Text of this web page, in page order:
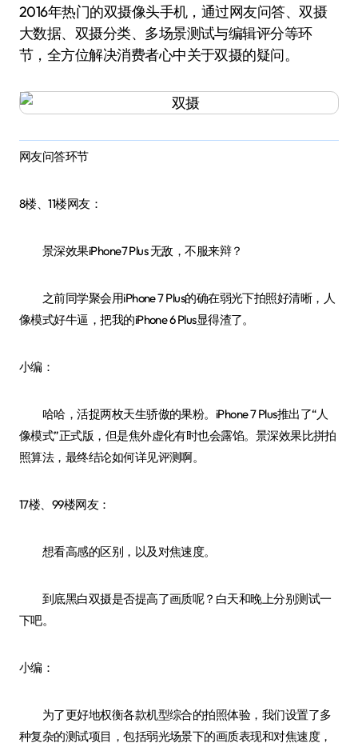
2016年热门的双摄像头手机，通过网友问答、双摄
大数据、双摄分类、多场景测试与编辑评分等环
节，全方位解决消费者心中关于双摄的疑问。
网友问答环节
8楼、11楼网友：
景深效果iPhone7 Plus 无敌，不服来辩？
之前同学聚会用iPhone 7 Plus的确在弱光下拍照好清晰，人
像模式好牛逼，把我的iPhone 6 Plus显得渣了。
小编：
哈哈，活捉两枚天生骄傲的果粉。iPhone 7 Plus推出了“人
像模式”正式版，但是焦外虚化有时也会露馅。景深效果比拼拍
照算法，最终结论如何详见评测啊。
17楼、99楼网友：
想看高感的区别，以及对焦速度。
到底黑白双摄是否提高了画质呢？白天和晚上分别测试一
下吧。
小编：
为了更好地权衡各款机型综合的拍照体验，我们设置了多
种复杂的测试项目，包括弱光场景下的画质表现和对焦速度，